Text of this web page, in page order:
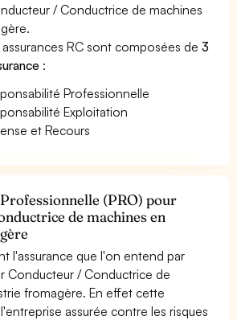
/ Conductrice de machines
RC sont composées de3
:
Professionnelle
Exploitation
et Recours
(PRO) pour
de machines en
l'assurance que l'on entend par
Conducteur / Conductrice de
fromagère. En effet cette
assurée contre les risques